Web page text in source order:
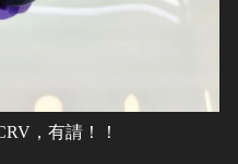
，有請！！